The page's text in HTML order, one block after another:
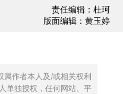
责任编辑：杜珂
版面编辑：黄玉婷
属作者本人及/或相关权利
单独授权，任何网站、平